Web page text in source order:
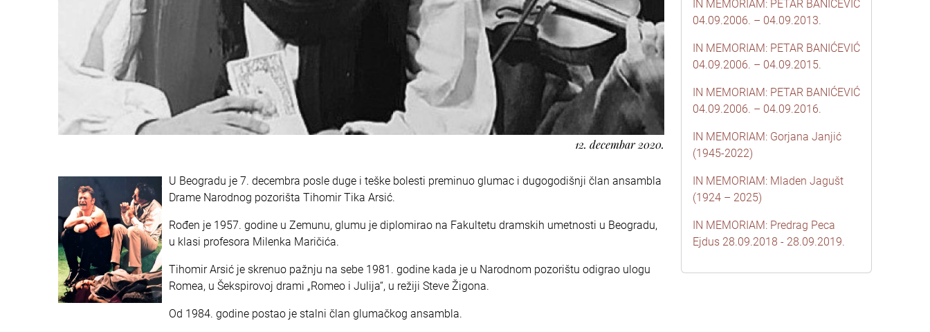
12. decembar 2020.
U Beogradu je 7. decembra posle duge i teške bolesti preminuo glumac i dugogodišnji član ansambla
Drame Narodnog pozorišta Tihomir Tika Arsić.
Rođen je 1957. godine u Zemunu, glumu je diplomirao na Fakultetu dramskih umetnosti u Beogradu,
u klasi profesora Milenka Maričića.
Tihomir Arsić je skrenuo pažnju na sebe 1981. godine kada je u Narodnom pozorištu odigrao ulogu
Romea, u Šekspirovoj drami „Romeo i Julija“, u režiji Steve Žigona.
Od 1984. godine postao je stalni član glumačkog ansambla.
IN MEMORIAM: PETAR BANIĆEVIĆ
04.09.2006. – 04.09.2013.
IN MEMORIAM: PETAR BANIĆEVIĆ
04.09.2006. – 04.09.2015.
IN MEMORIAM: PETAR BANIĆEVIĆ
04.09.2006. – 04.09.2016.
IN MEMORIAM: Gorjana Janjić
(1945-2022)
IN MEMORIAM: Mladen Jagušt
(1924 – 2025)
IN MEMORIAM: Predrag Peca
Ejdus 28.09.2018 - 28.09.2019.